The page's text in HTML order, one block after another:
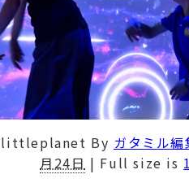
littleplanet By ガタミル編
月24日 | Full size is